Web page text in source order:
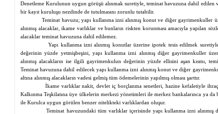
Denetleme Kurulunun uygun görüşü alınmak suretiyle, teminat havuzuna dahil edilen
bir kayıt kuruluşu nezdinde de tutulmasını zorunlu tutabilir.
Teminat havuzu; yapı kullanma izni alınmış konut ve diğergayrimenkuller
alınmış alacaklar, ikame varlıklar ve bunların riskten korunması amacıyla yapılan
alacaklar teminat havuzuna dahil edilemez.
Yapı kullanma izni alınmış konutlar üzerine ipotek tesis edilmek
değerinin yüzde yetmişbeşini , yapı kullanma izni alınmış diğergayrimenkuller
alınmış alacakların ise ilgili gayrimenkulun değerinin yüzde ellisini aşan kısmı,
Teminat havuzuna dahil edilecek yapı kullanma izni alınmış konut ve diğer
altına alınmış alacakların vadesi gelmiş tüm ödemelerinin yapılmış olması şarttır.
İkame varlıklar nakit, devlet iç borçlanma senetleri, hazine kefaletiyle
Kalkınma Teşkilatına üye ülkelerin merkezi yönetimleri ile merkez bankalarınca yada
ile Kurulca uygun görülen benzer nitelikteki varlıklardan oluşur.
Teminat havuzundaki tüm varlıklar içerisinde yapı kullanma izni alınmış